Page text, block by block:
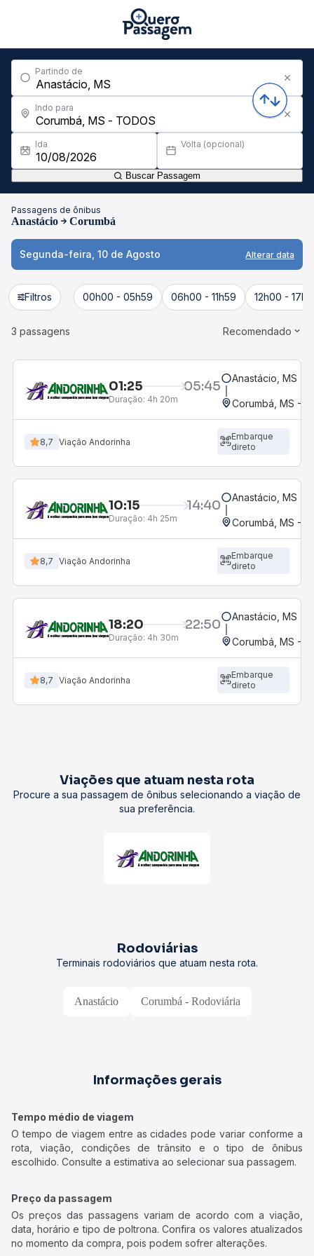
Partindo de
Indo para
Ida Volta (opcional)
Buscar Passagem
Passagens de ônibus
Anastácio Corumbá
Segunda-feira, 10 de Agosto Alterar data
Filtros 00h00 - 05h59 06h00 - 11h59 12h00 -
3 passagens Recomendado
01:25 05:45
Duração: 4h 20m
Anastácio, MS
Corumbá, MS -
8,7 Viação Andorinha
Embarque
direto
10:15 14:40
Duração: 4h 25m
Anastácio, MS
Corumbá, MS -
8,7 Viação Andorinha
Embarque
direto
18:20 22:50
Duração: 4h 30m
Anastácio, MS
Corumbá, MS -
8,7 Viação Andorinha
Embarque
direto
Viações que atuam nesta rota
Procure a sua passagem de ônibus selecionando a viação de
sua preferência.
Rodoviárias
Terminais rodoviários que atuam nesta rota.
Anastácio Corumbá - Rodoviária
Informações gerais
Tempo médio de viagem
O tempo de viagem entre as cidades pode variar conforme a
rota, viação, condições de trânsito e o tipo de ônibus
escolhido. Consulte a estimativa ao selecionar sua passagem.
Preço da passagem
Os preços das passagens variam de acordo com a viação,
data, horário e tipo de poltrona. Confira os valores atualizados
no momento da compra, pois podem sofrer alterações.